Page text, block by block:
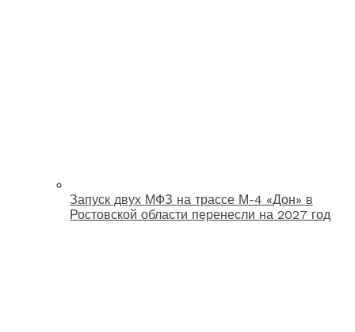
Запуск двух МФЗ на трассе М-4 «Дон» в
Ростовской области перенесли на 2027 год